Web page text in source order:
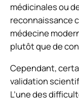
médicinales ou
reconnaissance
médecine
plutôt que de
Cependant,
validation
L’une des